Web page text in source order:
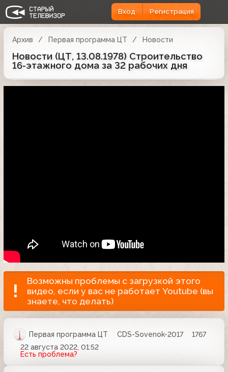
Вход Регистрация
Архив Первая программа ЦТ Новости
Новости (ЦТ, 13.08.1978) Строительство
16-этажного дома за 32 рабочих дня
Возможны проблемы с загрузкой этого
видео, если у вас не работает Youtube (вы
знаете, что делать)
Первая программа ЦТ CDS-Sovenok-2017
1767
22 августа 2022, 01:52
Есть проблема?